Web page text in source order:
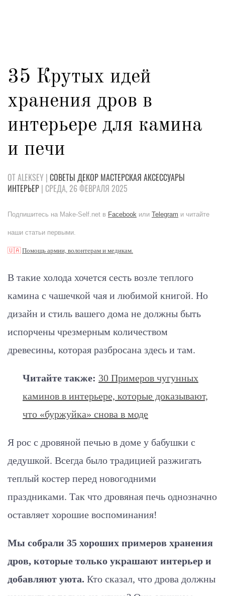
35 Крутых идей
хранения дров в
интерьере для камина
и печи
ОТ ALEKSEY | СОВЕТЫ ДЕКОР МАСТЕРСКАЯ АКСЕССУАРЫ
ИНТЕРЬЕР | СРЕДА, 26 ФЕВРАЛЯ 2025
Подпишитесь на Make-Self.net в Facebook или Telegram и читайте
наши статьи первыми.
🇺🇦Помощь армии, волонтерам и медикам.
В такие холода хочется сесть возле теплого
камина с чашечкой чая и любимой книгой. Но
дизайн и стиль вашего дома не должны быть
испорчены чрезмерным количеством
древесины, которая разбросана здесь и там.
Читайте также: 30 Примеров чугунных
каминов в интерьере, которые доказывают,
что «буржуйка» снова в моде
Я рос с дровяной печью в доме у бабушки с
дедушкой. Всегда было традицией разжигать
теплый костер перед новогодними
праздниками. Так что дровяная печь однозначно
оставляет хорошие воспоминания!
Мы собрали 35 хороших примеров хранения
дров, которые только украшают интерьер и
добавляют уюта. Кто сказал, что дрова должны